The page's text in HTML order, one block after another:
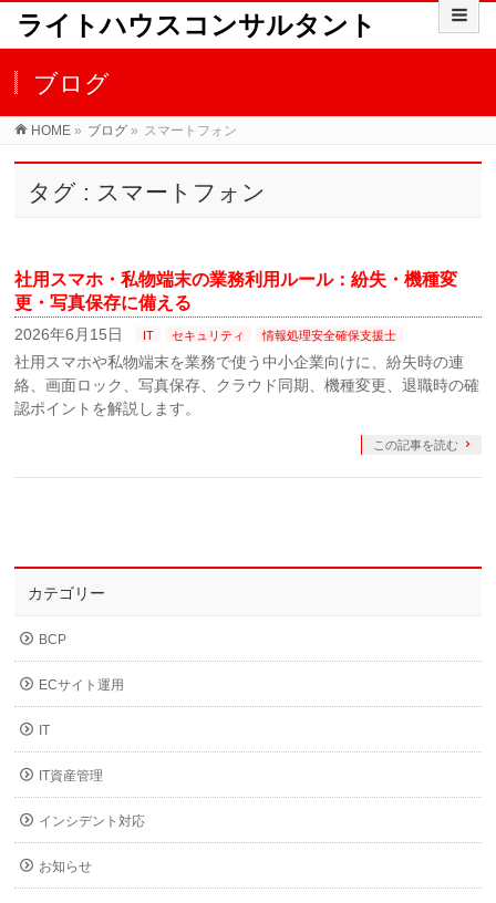
ライトハウスコンサルタント
ブログ
HOME » ブログ » スマートフォン
タグ : スマートフォン
社用スマホ・私物端末の業務利用ルール：紛失・機種変
更・写真保存に備える
2026年6月15日 IT セキュリティ 情報処理安全確保支援士
社用スマホや私物端末を業務で使う中小企業向けに、紛失時の連
絡、画面ロック、写真保存、クラウド同期、機種変更、退職時の確
認ポイントを解説します。
この記事を読む
カテゴリー
BCP
ECサイト運用
IT
IT資産管理
インシデント対応
お知らせ